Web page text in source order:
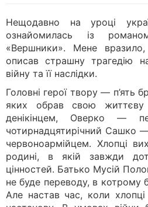
Нещодавно на уроці
ознайомилась із
«Вершники». Мене
описав страшну трагедію
війну та її наслідки.
Головні герої твору — п’ять
яких обрав свою життєву
денікінцем, Оверко —
чотирнадцятирічний Сашко
червоноармійцем. Хлопці
родині, в якій завжди
цінностей. Батько Мусій
не буде переводу, в котрому
Але настав час, коли